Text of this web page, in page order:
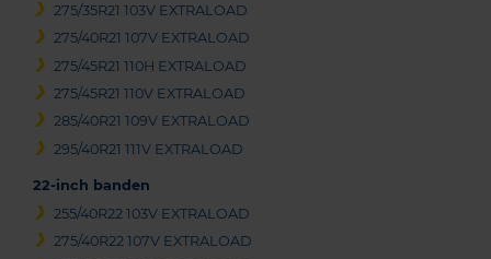
275/35R21 103V EXTRALOAD
275/40R21 107V EXTRALOAD
275/45R21 110H EXTRALOAD
275/45R21 110V EXTRALOAD
285/40R21 109V EXTRALOAD
295/40R21 111V EXTRALOAD
22-inch banden
255/40R22 103V EXTRALOAD
275/40R22 107V EXTRALOAD